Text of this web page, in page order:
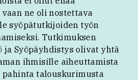
ne oli nostettava
syöpätutkijoiden työn
Tutkimuksen
ja Syöpäyhdistys olivat yhtä
ihmisille aiheuttamista
pahinta talouskurimusta